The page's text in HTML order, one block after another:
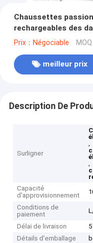
Chaussettes
rechargeables des
Prix：Négociable
meilleur prix
Description De
Surligner
,
,
Capacité
d'approvisionnement
Conditions de
paiement
Délai de livraison
Détails d'emballage